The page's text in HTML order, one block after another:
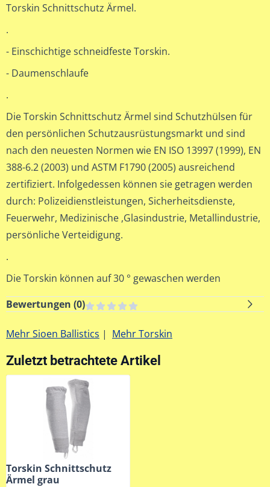
Torskin Schnittschutz Ärmel.
.
- Einschichtige schneidfeste Torskin.
- Daumenschlaufe
.
Die Torskin Schnittschutz Ärmel sind Schutzhülsen für
den persönlichen Schutzausrüstungsmarkt und sind
nach den neuesten Normen wie EN ISO 13997 (1999), EN
388-6.2 (2003) und ASTM F1790 (2005) ausreichend
zertifiziert. Infolgedessen können sie getragen werden
durch: Polizeidienstleistungen, Sicherheitsdienste,
Feuerwehr, Medizinische ,Glasindustrie, Metallindustrie,
persönliche Verteidigung.
.
Die Torskin können auf 30 ° gewaschen werden
Bewertungen (0)
Mehr Sioen Ballistics | Mehr Torskin
Zuletzt betrachtete Artikel
Torskin Schnittschutz
Ärmel grau